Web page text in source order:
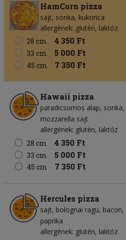
HamCorn pizza
sajt sonka kukorica
allergének: glutén, laktóz
28 cm
4 350 Ft
33 cm 5 000 Ft
45 cm 7 350 Ft
Hawaii pizza
paradicsomos alap sonka
mozzarella sajt
allergének: glutén, laktóz
28 cm
4 350 Ft
33 cm 5 000 Ft
45 cm 7 350 Ft
Hercules pizza
sajt bolognai ragu bacon
paprika
allergének: glutén, laktóz